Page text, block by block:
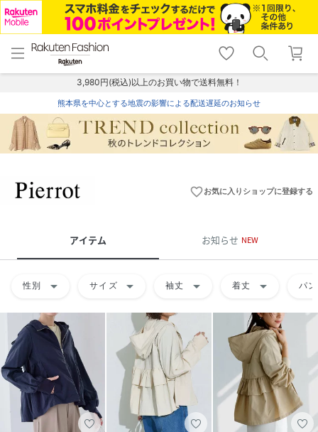
menu home
トップ
shopping_cart lock_outline
ログイン
3,980円(税込)以上のお買い物で送料無料！
熊本県を中心とする地震の影響による配送遅延のお知らせ
favorite_borderお気に入りショップに登録する
アイテム お知らせ NEW
性別 arrow_drop_down サイズ arrow_drop_down 袖丈 arrow_drop_down 着丈 arrow_drop_down パ